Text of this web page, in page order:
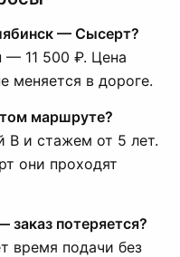
— Сысерт?
11 500 ₽. Цена
меняется в дороге.
маршруте?
B и стажем от 5 лет.
они проходят
потеряется?
время подачи без